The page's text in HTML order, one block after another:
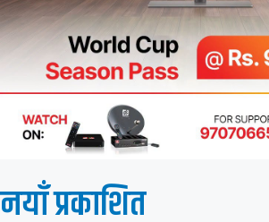
नयाँ प्रकाशित